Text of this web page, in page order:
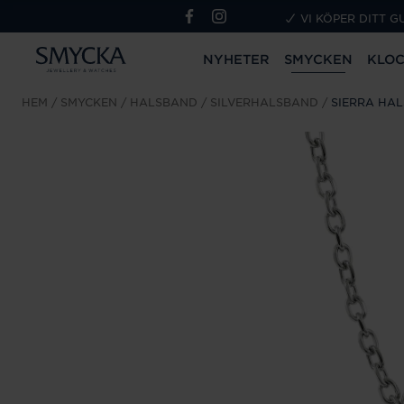
VI KÖPER DITT
NYHETER SMYCKEN
HEM SMYCKEN HALSBAND SILVERHALSBAND SIERRA